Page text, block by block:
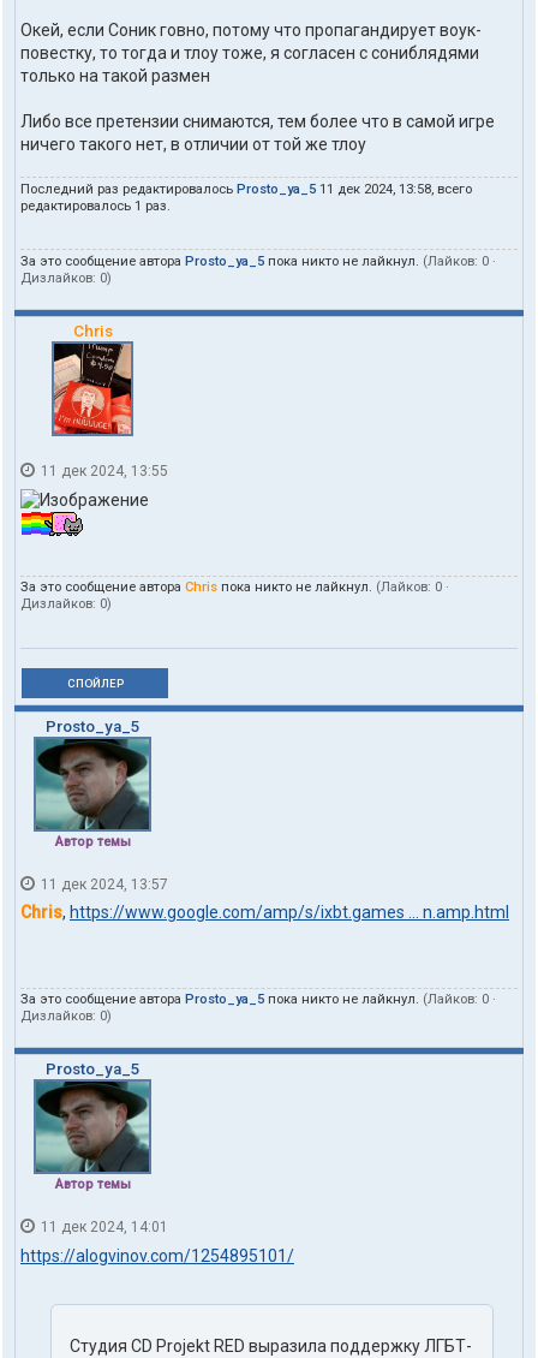
Окей, если Соник говно, потому что пропагандирует воук-
повестку, то тогда и тлоу тоже, я согласен с сониблядями
только на такой размен
Либо все претензии снимаются, тем более что в самой игре
ничего такого нет, в отличии от той же тлоу
Последний раз редактировалось Prosto_ya_5 11 дек 2024, 13:58, всего
редактировалось 1 раз.
За это сообщение автора Prosto_ya_5 пока никто не лайкнул. (Лайков: 0 ·
Дизлайков: 0)
Chris
11 дек 2024, 13:55
За это сообщение автора Chris пока никто не лайкнул. (Лайков: 0 ·
Дизлайков: 0)
СПОЙЛЕР
Prosto_ya_5
Автор темы
11 дек 2024, 13:57
Chris, https://www.google.com/amp/s/ixbt.games ... n.amp.html
За это сообщение автора Prosto_ya_5 пока никто не лайкнул. (Лайков: 0 ·
Дизлайков: 0)
Prosto_ya_5
Автор темы
11 дек 2024, 14:01
https://alogvinov.com/1254895101/
Студия CD Projekt RED выразила поддержку ЛГБТ-